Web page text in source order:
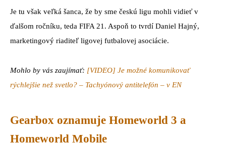
Je tu však veľká šanca, že by sme českú ligu mohli vidieť v
ďalšom ročníku, teda FIFA 21. Aspoň to tvrdí Daniel Hajný,
marketingový riaditeľ ligovej futbalovej asociácie.
Mohlo by vás zaujímať: [VIDEO] Je možné komunikovať
rýchlejšie než svetlo? – Tachyónový antitelefón – v EN
Gearbox oznamuje Homeworld 3 a
Homeworld Mobile